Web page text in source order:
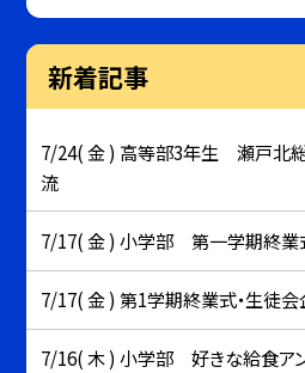
新着記事
7/24( 金 ) 高等部3年生 瀬戸北
流
7/17( 金 ) 小学部 第一学期終業
7/17( 金 ) 第1学期終業式・生徒会
7/16( 木 ) 小学部 好きな給食ア